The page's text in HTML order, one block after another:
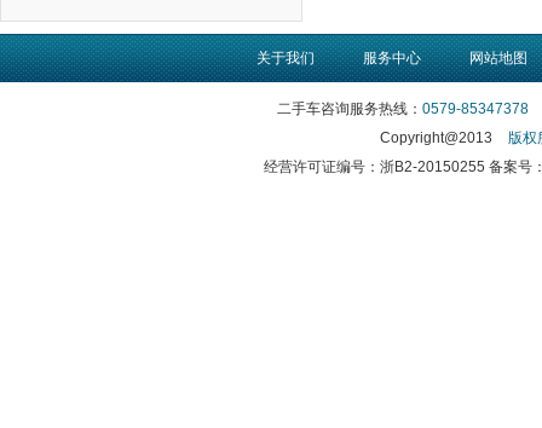
关于我们 服务中心 网站地图
二手车咨询服务热线： 0579-85347378
Copyright@2013 版
经营许可证编号：浙B2-20150255 备案号